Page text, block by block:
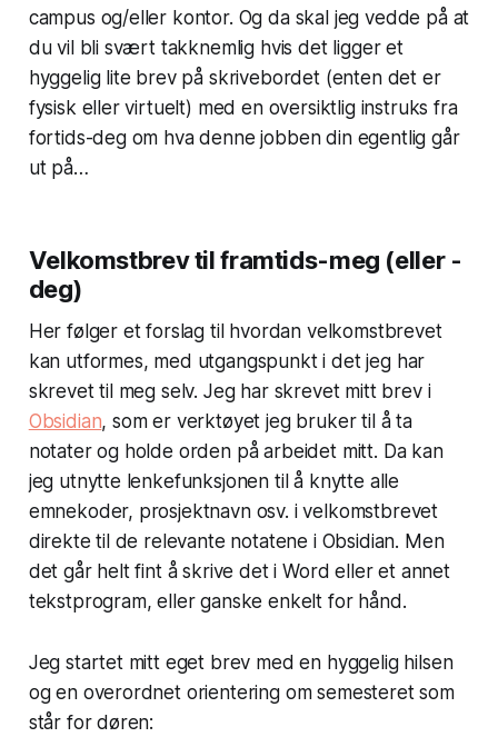
campus og/eller kontor. Og da skal jeg vedde på at
du vil bli svært takknemlig hvis det ligger et
hyggelig lite brev på skrivebordet (enten det er
fysisk eller virtuelt) med en oversiktlig instruks fra
fortids-deg om hva denne jobben din egentlig går
ut på…
Velkomstbrev til framtids-meg (eller -
deg)
Her følger et forslag til hvordan velkomstbrevet
kan utformes, med utgangspunkt i det jeg har
skrevet til meg selv. Jeg har skrevet mitt brev i
Obsidian, som er verktøyet jeg bruker til å ta
notater og holde orden på arbeidet mitt. Da kan
jeg utnytte lenkefunksjonen til å knytte alle
emnekoder, prosjektnavn osv. i velkomstbrevet
direkte til de relevante notatene i Obsidian. Men
det går helt fint å skrive det i Word eller et annet
tekstprogram, eller ganske enkelt for hånd.
Jeg startet mitt eget brev med en hyggelig hilsen
og en overordnet orientering om semesteret som
står for døren: